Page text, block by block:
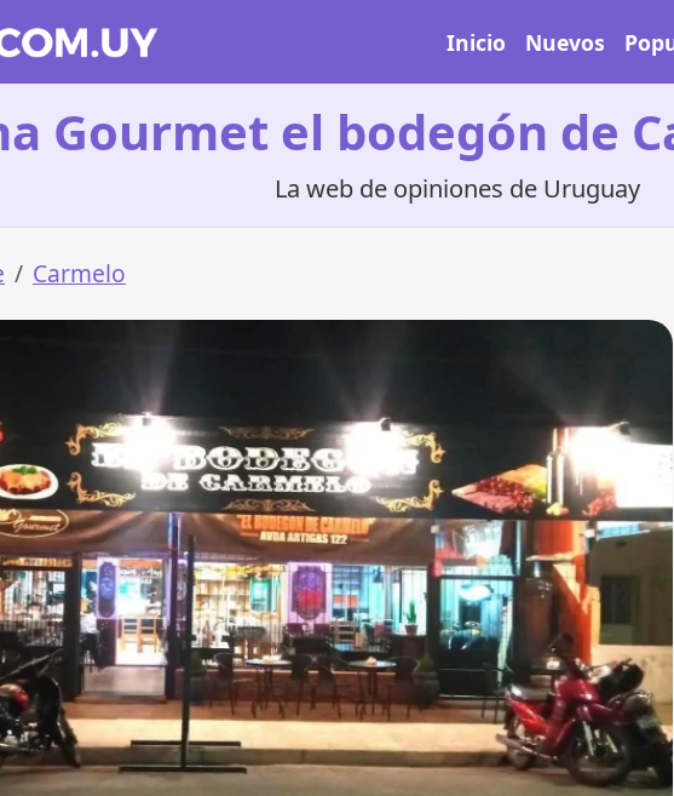
Inicio Nuevos
Gourmet el bodegón de
La web de opiniones de Uruguay
Carmelo